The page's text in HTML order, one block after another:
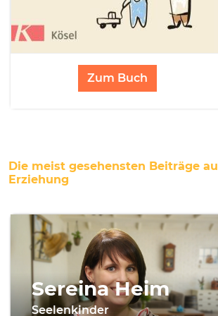
Zum Buch
Die meist gesehensten Beiträge
Erziehung
Sereina Heim
Seelenkinder